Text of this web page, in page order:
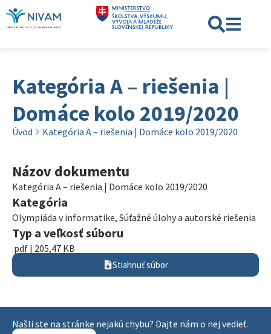
Kategória A – riešenia |
Domáce kolo 2019/2020
Úvod Kategória A – riešenia | Domáce kolo 2019/2020
Názov dokumentu
Kategória A – riešenia | Domáce kolo 2019/2020
Kategória
Olympiáda v informatike, Súťažné úlohy a autorské riešenia
Typ a veľkosť súboru
.pdf | 205,47 KB
Stiahnuť súbor
Našli ste na stránke nejakú chybu? Dajte nám o nej vedieť.